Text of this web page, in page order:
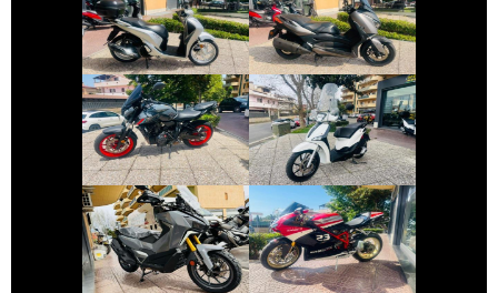
HONDA SH YAMAHA XMAX
YAMAHA MT-07
€ 5.990 €
PIAGGIO LIBERTY
€ 2.350 €
SYM ADX-400
€ 6.990 €
DUCATI 1098
€ 10.490 €
€ 4.250 € € 2.490 €